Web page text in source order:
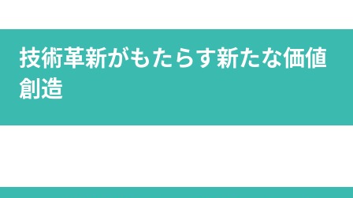
技術革新がもたらす新たな価値
創造